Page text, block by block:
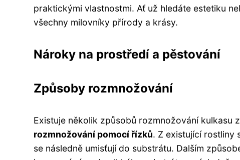
praktickými vlastnostmi. Ať už hledáte estetiku
všechny milovníky přírody a krásy.
Nároky na prostředí a pěstování
Způsoby rozmnožování
Existuje několik způsobů rozmnožování kulkasu
rozmnožování pomocí řízků. Z existující rostliny
se následně umisťují do substrátu. Dalším